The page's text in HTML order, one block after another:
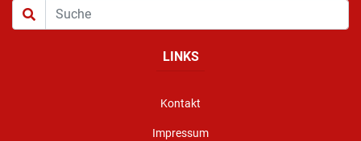
LINKS
Kontakt
Impressum